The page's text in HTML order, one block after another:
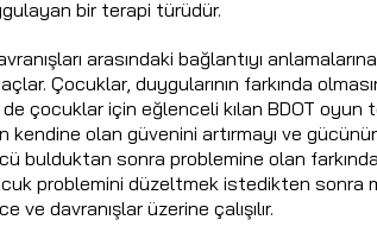
bir terapi türüdür.
arasındaki bağlantıyı
Çocuklar, duygularının farkında
çocuklar için eğlenceli kılan BDOT oyun
olan güvenini artırmayı ve
bulduktan sonra problemine olan
problemini düzeltmek istedikten sonra
davranışlar üzerine çalışılır.